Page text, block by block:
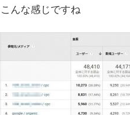
んな感じですね